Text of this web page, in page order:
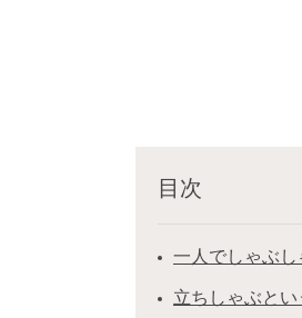
目次
一人でしゃぶ
立ちしゃぶと